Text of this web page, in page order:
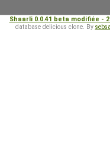
Shaarli 0.0.41 beta modifiée -
database delicious clone. By